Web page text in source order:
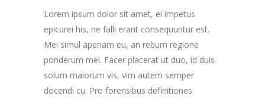
Lorem ipsum dolor sit amet, ei impetus
epicurei his, ne falli erant consequuntur est.
Mei simul aperiam eu, an rebum regione
ponderum mel. Facer placerat ut duo, id duis
solum maiorum vis, vim autem semper
docendi cu. Pro forensibus definitiones